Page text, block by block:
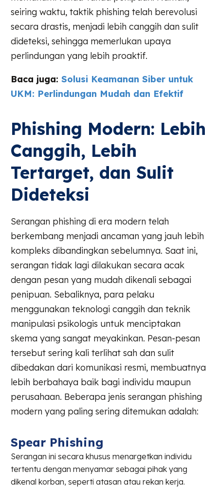
seiring waktu, taktik phishing telah berevolusi
secara drastis, menjadi lebih canggih dan sulit
dideteksi, sehingga memerlukan upaya
perlindungan yang lebih proaktif.
Baca juga:Solusi Keamanan Siber untuk
UKM: Perlindungan Mudah dan Efektif
Phishing Modern: Lebih
Canggih, Lebih
Tertarget, dan Sulit
Dideteksi
Serangan phishing di era modern telah
berkembang menjadi ancaman yang jauh lebih
kompleks dibandingkan sebelumnya. Saat ini,
serangan tidak lagi dilakukan secara acak
dengan pesan yang mudah dikenali sebagai
penipuan. Sebaliknya, para pelaku
menggunakan teknologi canggih dan teknik
manipulasi psikologis untuk menciptakan
skema yang sangat meyakinkan. Pesan-pesan
tersebut sering kali terlihat sah dan sulit
dibedakan dari komunikasi resmi, membuatnya
lebih berbahaya baik bagi individu maupun
perusahaan. Beberapa jenis serangan phishing
modern yang paling sering ditemukan adalah:
Spear Phishing
Serangan ini secara khusus menargetkan individu
tertentu dengan menyamar sebagai pihak yang
dikenal korban, seperti atasan atau rekan kerja.